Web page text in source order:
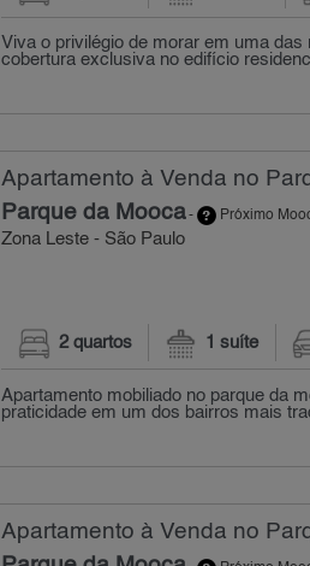
Viva o privilégio de morar em uma
cobertura exclusiva no edifício
Apartamento à Venda no
Parque da Mooca- Próximo
Zona Leste - São Paulo
2 quartos 1 suíte
Apartamento mobiliado no parque da
praticidade em um dos bairros mais
Apartamento à Venda no